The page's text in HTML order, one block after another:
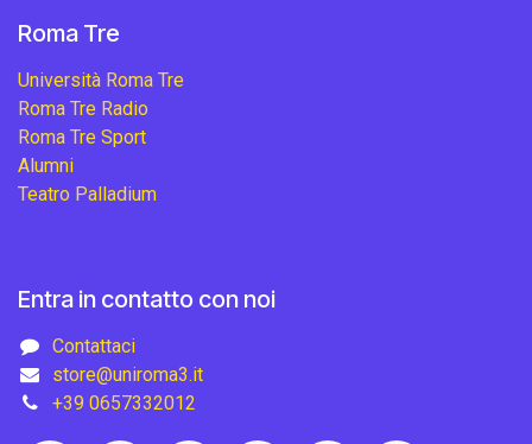
Roma Tre
Università Roma Tre
Roma Tre Radio
Roma Tre Sport
Alumni
Teatro Palladium
Entra in contatto con noi
Contattaci
store@uniroma3.it
+39 0657332012